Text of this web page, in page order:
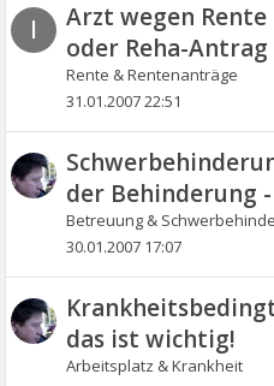
I
Arzt wegen Rente
oder Reha-
Rente & Rentenanträge
31.01.2007 22:51
der Behinderung
Betreuung &
30.01.2007 17:07
das ist wichtig!
Arbeitsplatz & Krankheit